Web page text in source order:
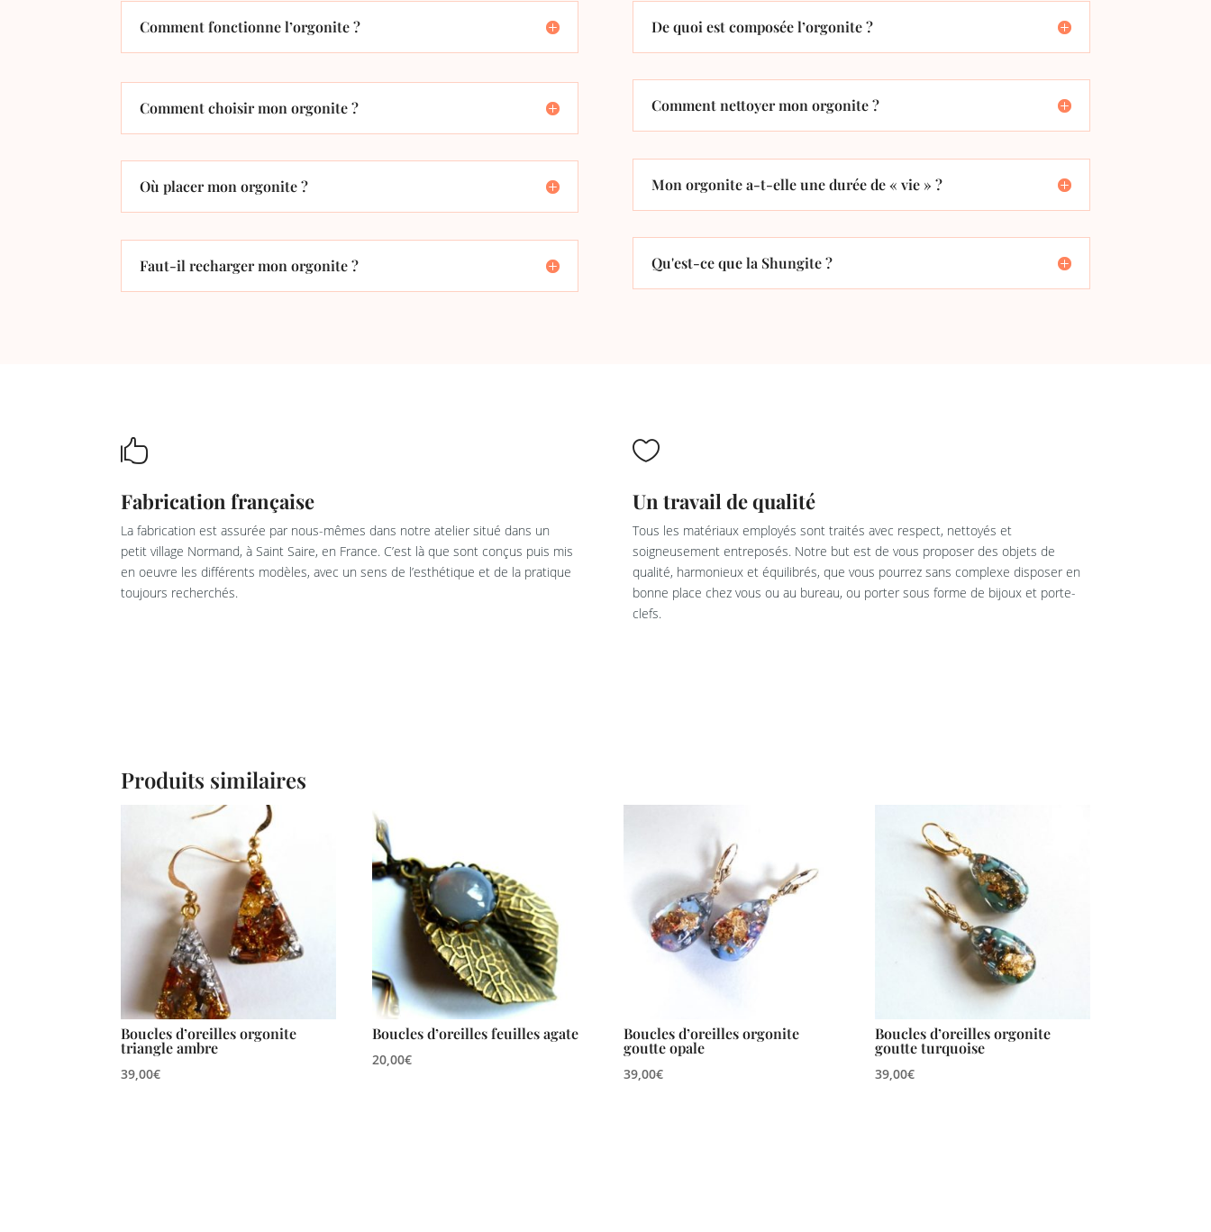
Comment fonctionne l’orgonite ?
Comment choisir mon orgonite ?
Où placer mon orgonite ?
Faut-il recharger mon orgonite ?
De quoi est composée l’orgonite ?
Comment nettoyer mon orgonite ?
Mon orgonite a-t-elle une durée de « vie » ?
Qu'est-ce que la Shungite ?

Fabrication française
La fabrication est assurée par nous-mêmes dans notre atelier situé dans un
petit village Normand, à Saint Saire, en France. C’est là que sont conçus puis mis
en oeuvre les différents modèles, avec un sens de l’esthétique et de la pratique
toujours recherchés.

Un travail de qualité
Tous les matériaux employés sont traités avec respect, nettoyés et
soigneusement entreposés. Notre but est de vous proposer des objets de
qualité, harmonieux et équilibrés, que vous pourrez sans complexe disposer en
bonne place chez vous ou au bureau, ou porter sous forme de bijoux et porte-
clefs.
Produits similaires
Boucles d’oreilles orgonite
triangle ambre
39,00€
Boucles d’oreilles feuilles agate
20,00€
Boucles d’oreilles orgonite
goutte opale
39,00€
Boucles d’oreilles orgonite
goutte turquoise
39,00€